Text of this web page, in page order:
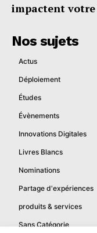
impactent
Nos sujets
Actus
Déploiement
Études
Évènements
Innovations Digitales
Livres Blancs
Nominations
Partage d'expériences
produits & services
Sans Catégorie